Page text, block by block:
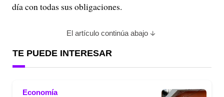
día con todas sus obligaciones.
El artículo continúa abajo
TE PUEDE INTERESAR
Economía